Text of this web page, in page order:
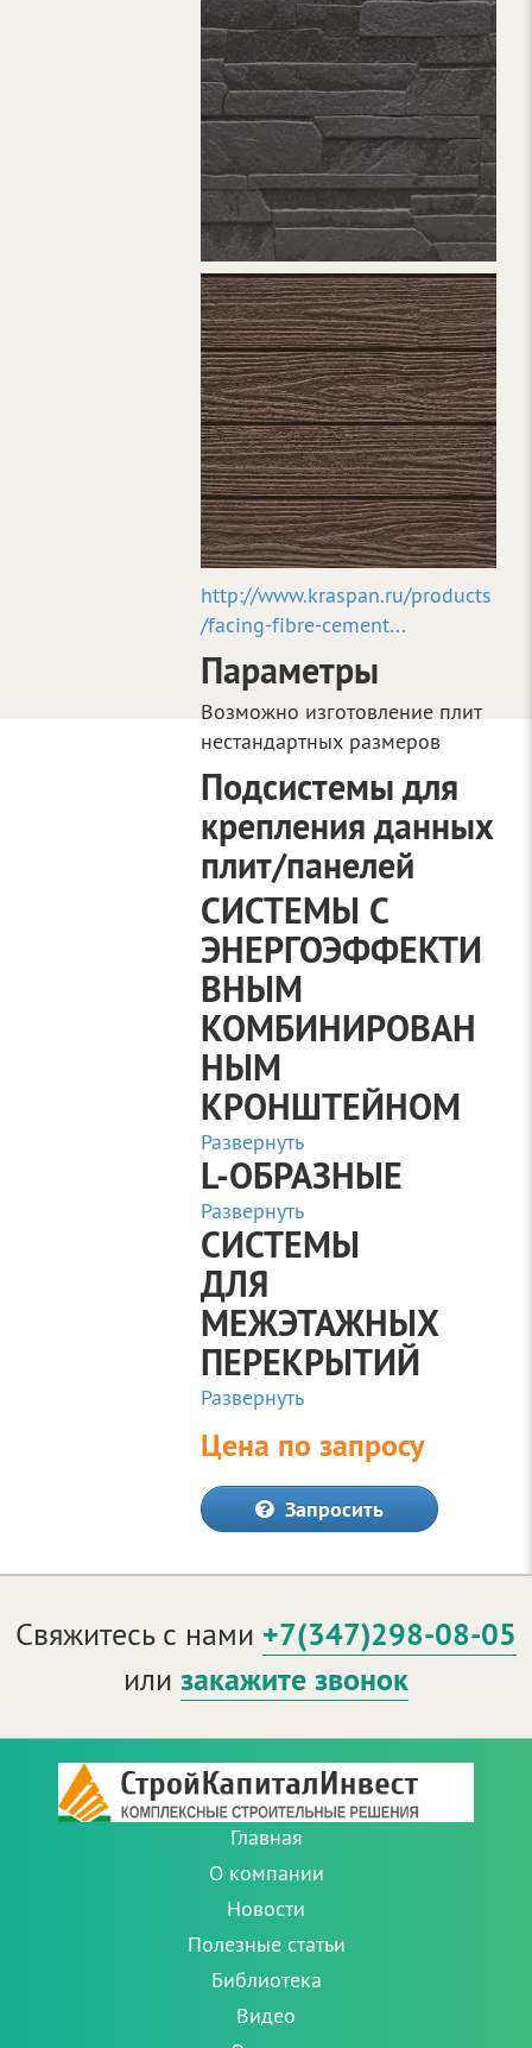
http://www.kraspan.ru/products
/facing-fibre-cement...
Параметры
Возможно изготовление плит
нестандартных размеров
Подсистемы для
крепления данных
плит/панелей
СИСТЕМЫ С
ЭНЕРГОЭФФЕКТИ
ВНЫМ
КОМБИНИРОВАН
НЫМ
КРОНШТЕЙНОМ
Развернуть
L-ОБРАЗНЫЕ
Развернуть
СИСТЕМЫ
ДЛЯ
МЕЖЭТАЖНЫХ
ПЕРЕКРЫТИЙ
Развернуть
Цена по запросу
Запросить
Свяжитесь с нами +7(347)298-08-05
или закажите звонок
Главная
О компании
Новости
Полезные статьи
Библиотека
Видео